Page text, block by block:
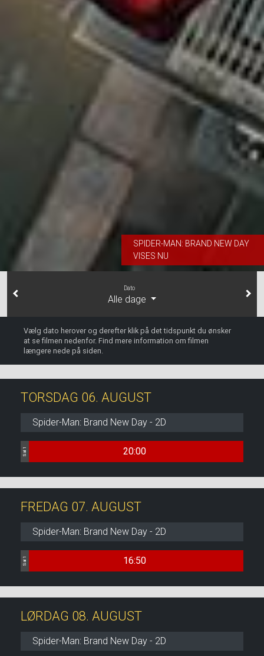
SPIDER-MAN: BRAND NEW DAY
VISES NU
Dato
Alle dage
Vælg dato herover og derefter klik på det tidspunkt du ønsker
at se filmen nedenfor. Find mere information om filmen
længere nede på siden.
TORSDAG 06. AUGUST
Spider-Man: Brand New Day - 2D
Sal 1 20:00
FREDAG 07. AUGUST
Spider-Man: Brand New Day - 2D
Sal 1 16:50
LØRDAG 08. AUGUST
Spider-Man: Brand New Day - 2D